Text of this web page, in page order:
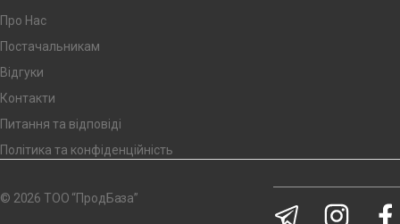
Про Нас
Постачальникам
Відгуки
Контакти
Питання та відповіді
Політика та конфіденційність
© 2026 ТОО “ПродБаза”